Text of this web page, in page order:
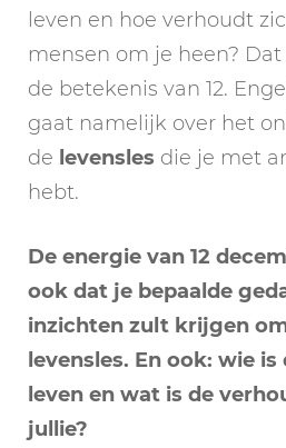
leven en hoe verhoudt
mensen om je heen?
de betekenis van 12.
gaat namelijk over het
de levensles die je met
hebt.
De energie van 12
ook dat je bepaalde
inzichten zult krijgen
levensles. En ook: wie
leven en wat is de
jullie?